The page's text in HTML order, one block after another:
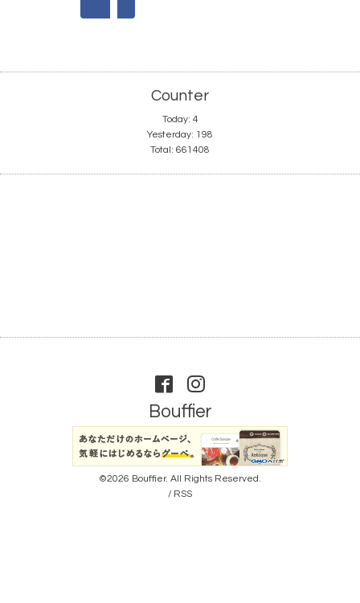
Counter
Today: 4
Yesterday: 198
Total: 661408
Bouffier
©2026 Bouffier. All Rights Reserved.
/ RSS